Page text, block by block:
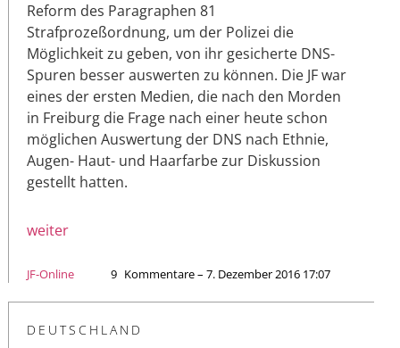
Reform des Paragraphen 81
Strafprozeßordnung, um der Polizei die
Möglichkeit zu geben, von ihr gesicherte DNS-
Spuren besser auswerten zu können. Die JF war
eines der ersten Medien, die nach den Morden
in Freiburg die Frage nach einer heute schon
möglichen Auswertung der DNS nach Ethnie,
Augen- Haut- und Haarfarbe zur Diskussion
gestellt hatten.
weiter
JF-Online 9 Kommentare – 7. Dezember 2016 17:07
DEUTSCHLAND